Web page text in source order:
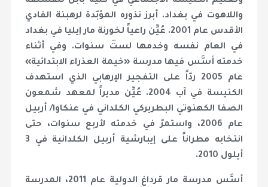
واللاهوت في بغداد. أبرز نذوره المؤبّدة لرهبنة الفادي
الأقدس عام 2001. عُيِّن راعياً لخورنة مار إيليا في بغداد
في العام نفسه وخدمها لستّ سنوات. وفي أثناء
خدمته أسَّس فيها مدرسة «خيمة العذراء الابتدائية»
عام 2005 ردّاً على التفجير الإرهابي الذي استهدف
الكنيسة في آب 2004. عُيِّن مديراً لمعهد شمعون
الصفا الكهنوتي البطريركي الكلداني في عنكاوا/ أربيل
عام 2006، واستمرّ في خدمته لأربع سنوات، حتى
انتخابه مطراناً على إيبارشية أربيل الكلدانية في 3
أيلول 2010.
أسَّس مدرسة مار قرداغ الدولية عام 2011، المدرسة